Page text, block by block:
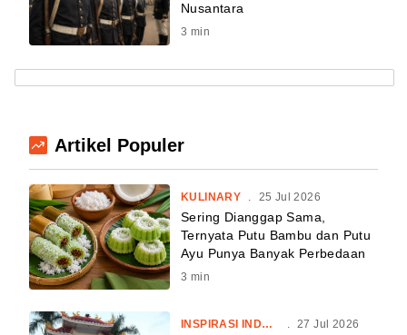
Nusantara
3 min
Artikel Populer
KULINARY 25 Jul 2026
Sering Dianggap Sama,
Ternyata Putu Bambu dan Putu
Ayu Punya Banyak Perbedaan
3 min
INSPIRASI INDONESIA . 27 Jul 2026